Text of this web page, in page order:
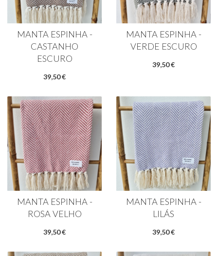
MANTA ESPINHA -
CASTANHO
ESCURO
39,50 €
MANTA ESPINHA -
VERDE ESCURO
39,50 €
MANTA ESPINHA -
ROSA VELHO
39,50 €
MANTA ESPINHA -
LILÁS
39,50 €